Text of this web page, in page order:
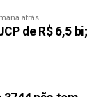
únicos e o
da categoria de
agora para
no
atrás
de R$ 6,5 bi;